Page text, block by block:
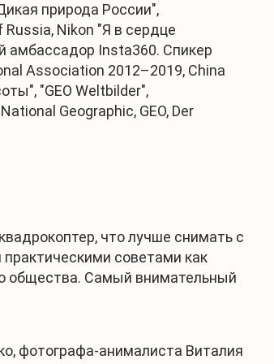
природа России",
Nikon "Я в сердце
амбассадор Insta360. Спикер
Association 2012–2019, China
"GEO Weltbilder",
Geographic, GEO, Der
что лучше снимать с
советами как
общества. Самый внимательный
фотографа-анималиста Виталия